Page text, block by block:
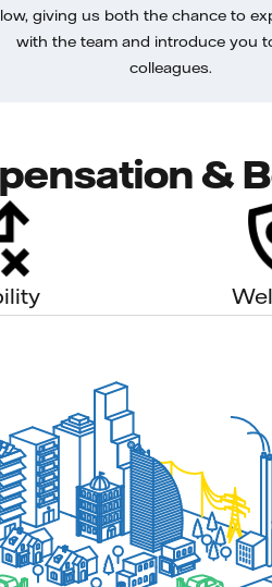
giving us both the chance to
with the team and introduce you
colleagues.
&